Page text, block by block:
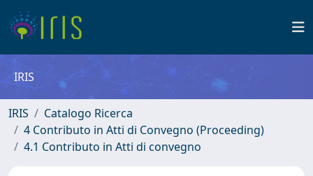
IRIS
IRIS
Catalogo Ricerca
4 Contributo in Atti di Convegno (Proceeding)
4.1 Contributo in Atti di convegno